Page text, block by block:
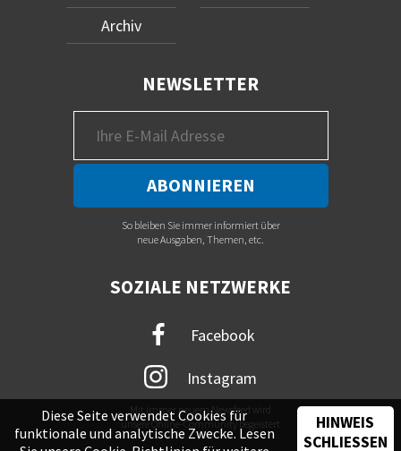
Archiv
NEWSLETTER
So bleiben Sie immer informiert über
neue Ausgaben, Themen, etc.
SOZIALE NETZWERKE
Facebook
Instagram
Mit immer neuem Newsfeed wird
unsere Online-Community begeistert
Diese Seite verwendet Cookies für
funktionale und analytische Zwecke. Lesen
HINWEIS
SCHLIESSEN